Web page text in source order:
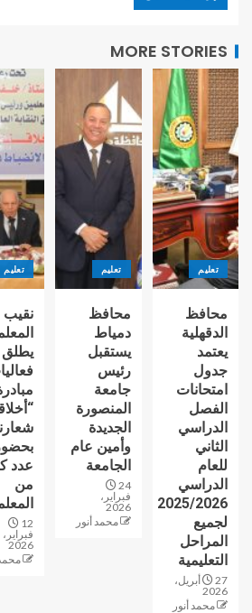
MORE STORIES
تعليم
محافظ
الدقهلية
يعتمد
جدول
امتحانات
الفصل
الدراسي
الثاني
للعام
الدراسي
2025/2026
لجميع
المراحل
التعليمية
27 أبريل،
2026
محمد أنور
تعليم
محافظ
دمياط
يستقبل
رئيس
جامعة
المنصورة
الجديدة
وأمين عام
الجامعة
24
فبراير،
2026
محمد أنور
تعليم
نقيب
يطلق
عدد
من
12
فبراير،
2026
محمد